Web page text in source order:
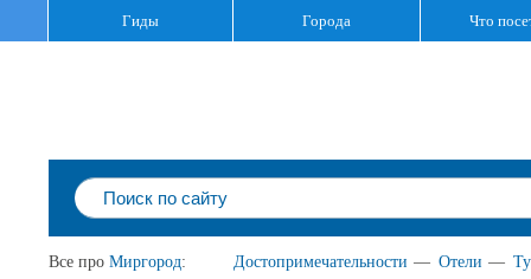
Гиды Города Что
Все про Миргород: Достопримечательности — Отели —